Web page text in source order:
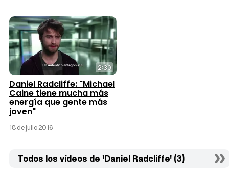
2:30
Daniel Radcliffe: "Michael
Caine tiene mucha más
energía que gente más
joven"
18 de julio 2016
Todos los vídeos de 'Daniel Radcliffe' (3)